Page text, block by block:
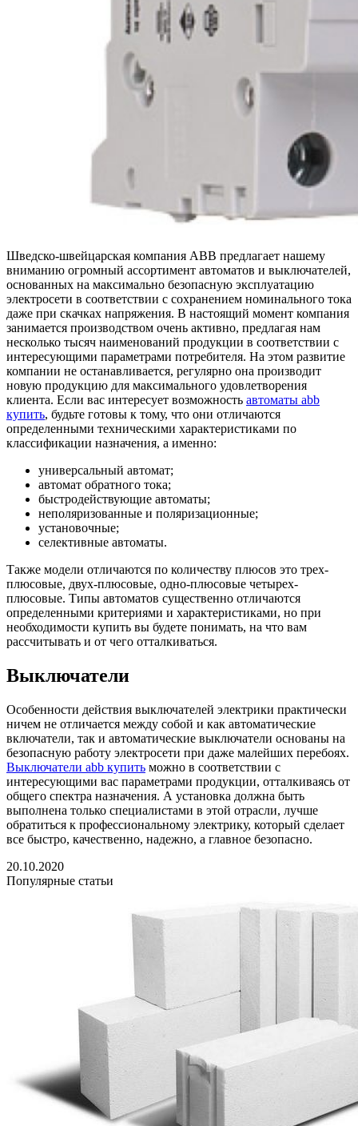
Шведско-швейцарская компания ABB предлагает нашему
вниманию огромный ассортимент автоматов и выключателей,
основанных на максимально безопасную эксплуатацию
электросети в соответствии с сохранением номинального тока
даже при скачках напряжения. В настоящий момент компания
занимается производством очень активно, предлагая нам
несколько тысяч наименований продукции в соответствии с
интересующими параметрами потребителя. На этом развитие
компании не останавливается, регулярно она производит
новую продукцию для максимального удовлетворения
клиента. Если вас интересует возможность автоматы abb
купить, будьте готовы к тому, что они отличаются
определенными техническими характеристиками по
классификации назначения, а именно:
универсальный автомат;
автомат обратного тока;
быстродействующие автоматы;
неполяризованные и поляризационные;
установочные;
селективные автоматы.
Также модели отличаются по количеству плюсов это трех-
плюсовые, двух-плюсовые, одно-плюсовые четырех-
плюсовые. Типы автоматов существенно отличаются
определенными критериями и характеристиками, но при
необходимости купить вы будете понимать, на что вам
рассчитывать и от чего отталкиваться.
Выключатели
Особенности действия выключателей электрики практически
ничем не отличается между собой и как автоматические
включатели, так и автоматические выключатели основаны на
безопасную работу электросети при даже малейших перебоях.
Выключатели abb купить можно в соответствии с
интересующими вас параметрами продукции, отталкиваясь от
общего спектра назначения. А установка должна быть
выполнена только специалистами в этой отрасли, лучше
обратиться к профессиональному электрику, который сделает
все быстро, качественно, надежно, а главное безопасно.
20.10.2020
Популярные статьи